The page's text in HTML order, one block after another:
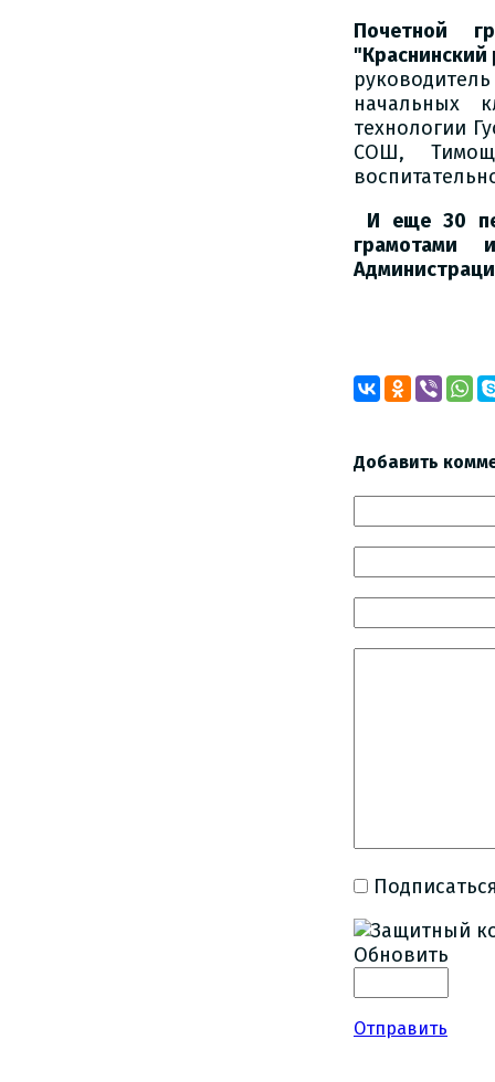
Почетной
"Краснинский
начальных
технологии
СОШ,
И еще 30
грамотами
Добавить
Обновить
Отправить